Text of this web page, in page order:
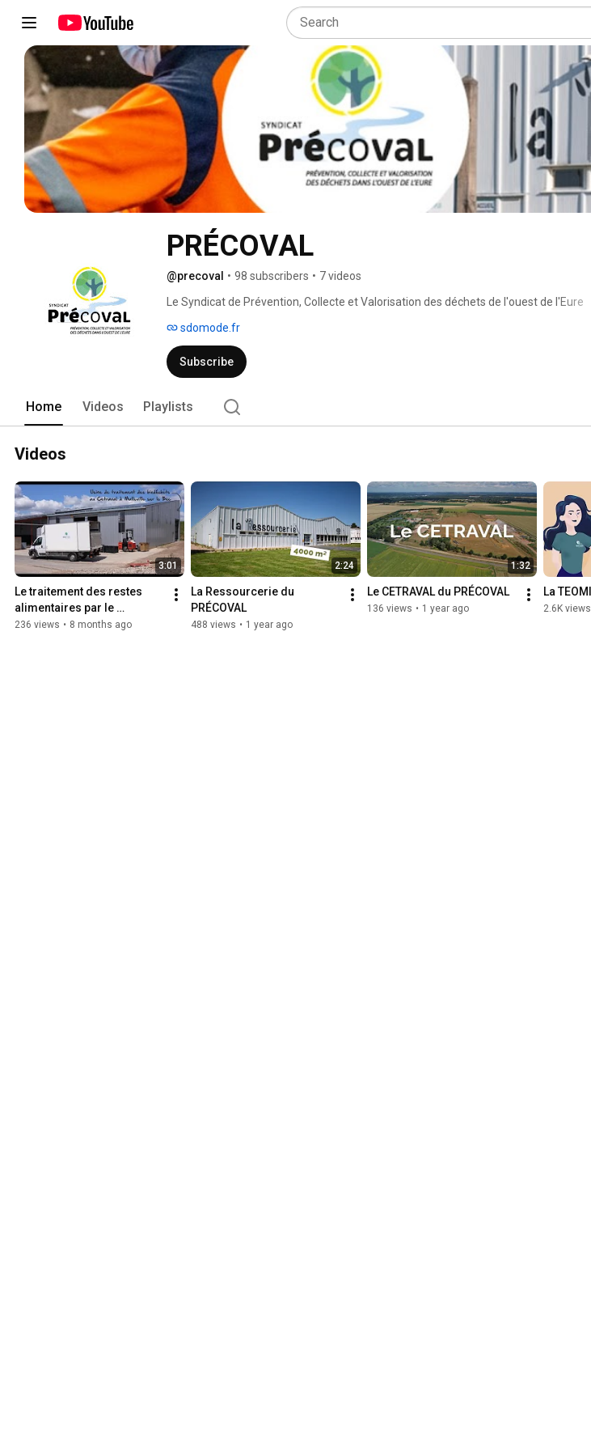
PRÉCOVAL
@precoval • 98 subscribers • 7 videos
Le Syndicat de Prévention, Collecte et Valorisation des déchets de l'ouest de l'Eure
sdomode.fr
Subscribe
Home Videos Playlists
Videos
3:01
Le traitement des restes
alimentaires par le
PRÉCOVAL
236 views • 8 months ago
2:24
La Ressourcerie du
PRÉCOVAL
488 views • 1 year ago
1:32
Le CETRAVAL du PRÉCOVAL
136 views • 1 year ago
La TEOMI
2.6K views